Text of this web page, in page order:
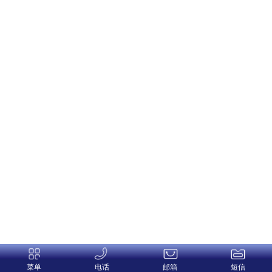
菜单 电话 邮箱 短信